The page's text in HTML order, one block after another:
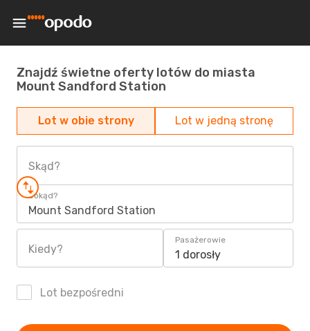
Znajdź świetne oferty lotów do miasta
Mount Sandford Station
Lot w obie strony Lot w jedną stronę
Skąd?
Dokąd?
Mount Sandford Station
Kiedy?
Pasażerowie
1 dorosły
Lot bezpośredni